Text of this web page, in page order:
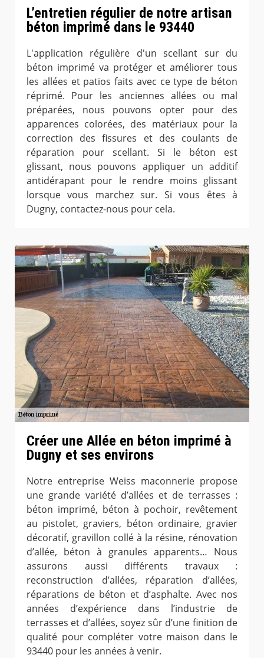
L’entretien régulier de notre artisan
béton imprimé dans le 93440
L'application régulière d'un scellant sur du
béton imprimé va protéger et améliorer tous
les allées et patios faits avec ce type de béton
réprimé. Pour les anciennes allées ou mal
préparées, nous pouvons opter pour des
apparences colorées, des matériaux pour la
correction des fissures et des coulants de
réparation pour scellant. Si le béton est
glissant, nous pouvons appliquer un additif
antidérapant pour le rendre moins glissant
lorsque vous marchez sur. Si vous êtes à
Dugny, contactez-nous pour cela.
Créer une Allée en béton imprimé à
Dugny et ses environs
Notre entreprise Weiss maconnerie propose
une grande variété d’allées et de terrasses :
béton imprimé, béton à pochoir, revêtement
au pistolet, graviers, béton ordinaire, gravier
décoratif, gravillon collé à la résine, rénovation
d’allée, béton à granules apparents… Nous
assurons aussi différents travaux :
reconstruction d’allées, réparation d’allées,
réparations de béton et d’asphalte. Avec nos
années d’expérience dans l’industrie de
terrasses et d’allées, soyez sûr d’une finition de
qualité pour compléter votre maison dans le
93440 pour les années à venir.